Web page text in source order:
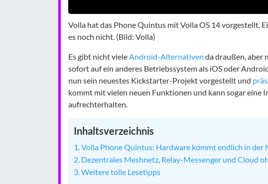
Volla hat das Phone Quintus mit Volla OS 14 vorgestellt.
es noch nicht. (Bild: Volla)
Es gibt nicht vieleAndroid-Alternativen da draußen, aber
sofort auf ein anderes Betriebssystem als iOS oder
nun sein neuestes Kickstarter-Projekt vorgestellt und
kommt mit vielen neuen Funktionen und kann sogar eine
aufrechterhalten.
Inhaltsverzeichnis
Volla Phone Quintus: Hardware kommt endlich in der
Dezentrales Meshnetz, Relay-Messenger und Cloud
Weitere tolle Lesetipps